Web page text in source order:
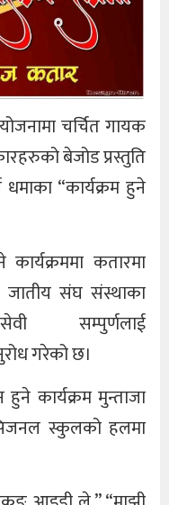
चर्चित गायक
बेजोड प्रस्तुति
“कार्यक्रम हुने
कतारमा
जातीय संघ संस्थाका
सम्पुर्णलाई
गरेको छ।
हुने कार्यक्रम मुन्ताजा
स्कुलको हलमा